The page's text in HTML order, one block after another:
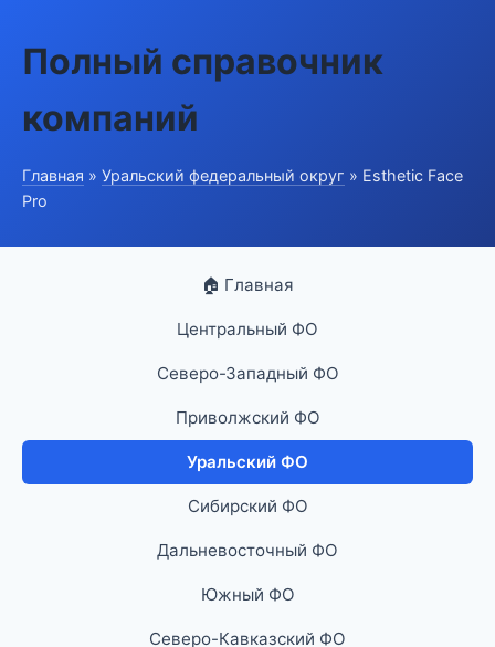
Полный справочник
компаний
Главная » Уральский федеральный округ » Esthetic Face
Pro
🏠 Главная
Центральный ФО
Северо-Западный ФО
Приволжский ФО
Уральский ФО
Сибирский ФО
Дальневосточный ФО
Южный ФО
Северо-Кавказский ФО